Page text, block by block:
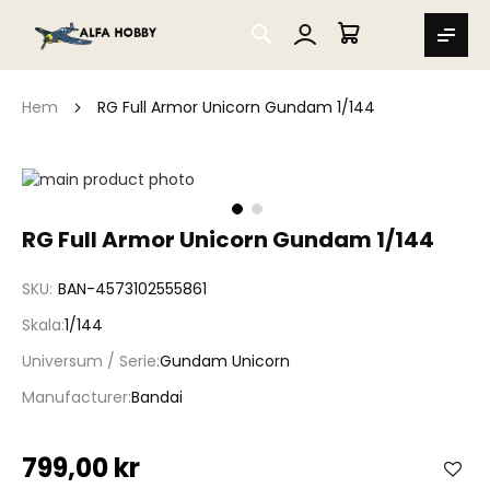
SEARCH
MIN VARUKORG
Hem RG Full Armor Unicorn Gundam 1/144
RG Full Armor Unicorn Gundam 1/144
SKU BAN-4573102555861
Skala 1/144
Universum / Serie Gundam Unicorn
ManufacturerBandai
799,00 kr
Hoppa
av
Hoppa
av
bildgalleriet